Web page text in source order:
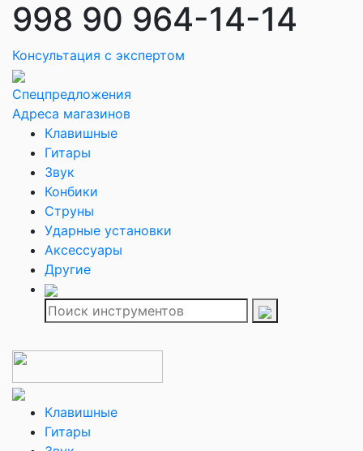
998 90 964-14-14
Консультация с экспертом
Спецпредложения
Адреса магазинов
Клавишные
Гитары
Звук
Конбики
Струны
Ударные установки
Аксессуары
Другие
Клавишные
Гитары